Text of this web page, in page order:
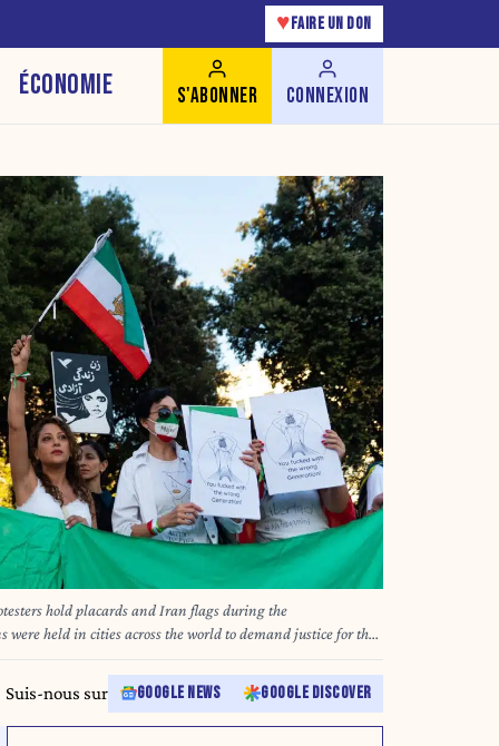
♥ FAIRE UN DON
ÉCONOMIE S'ABONNER CONNEXION
and Iran flags during the
held in cities across the world to demand justice for the
who was detained in Teheran by the Iranian Morality
in public. (Credit Image: © Davide Bonaldo/SOPA Images
Suis-nous sur GOOGLE NEWS GOOGLE DISCOVER